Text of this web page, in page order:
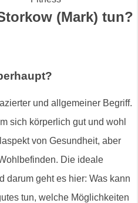
(Mark) tun?
und allgemeiner Begriff.
sich körperlich gut und wohl
von Gesundheit, aber
Die ideale
darum geht es hier: Was kann
tun, welche Möglichkeiten